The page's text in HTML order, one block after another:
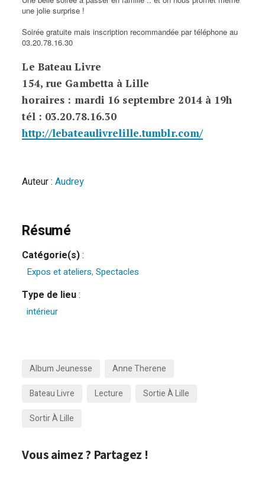
une jolie surprise !
Soirée gratuite mais inscription recommandée par téléphone au
03.20.78.16.30
Le Bateau Livre
154, rue Gambetta à Lille
horaires : mardi 16 septembre 2014 à 19h
tél : 03.20.78.16.30
http://lebateaulivrelille.tumblr.com/
Auteur :Audrey
Résumé
Catégorie(s):
Expos et ateliers,Spectacles
Type de lieu:
intérieur
Album Jeunesse
Anne Therene
Bateau Livre
Lecture
Sortie À Lille
Sortir À Lille
Vous aimez ? Partagez !